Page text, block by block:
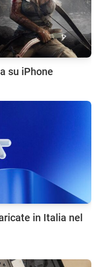
su iPhone
in Italia nel